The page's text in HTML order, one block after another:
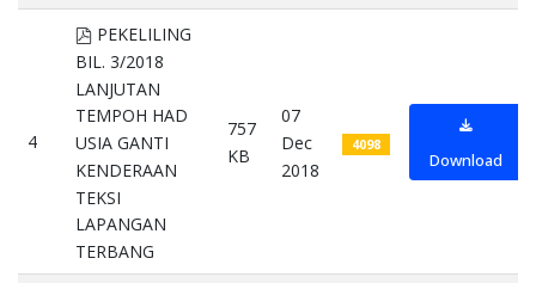
4
pdf
PEKELILING
BIL. 3/2018
LANJUTAN
TEMPOH HAD
USIA GANTI
KENDERAAN
TEKSI
LAPANGAN
TERBANG
757
KB
07
Dec
2018
4098
Download